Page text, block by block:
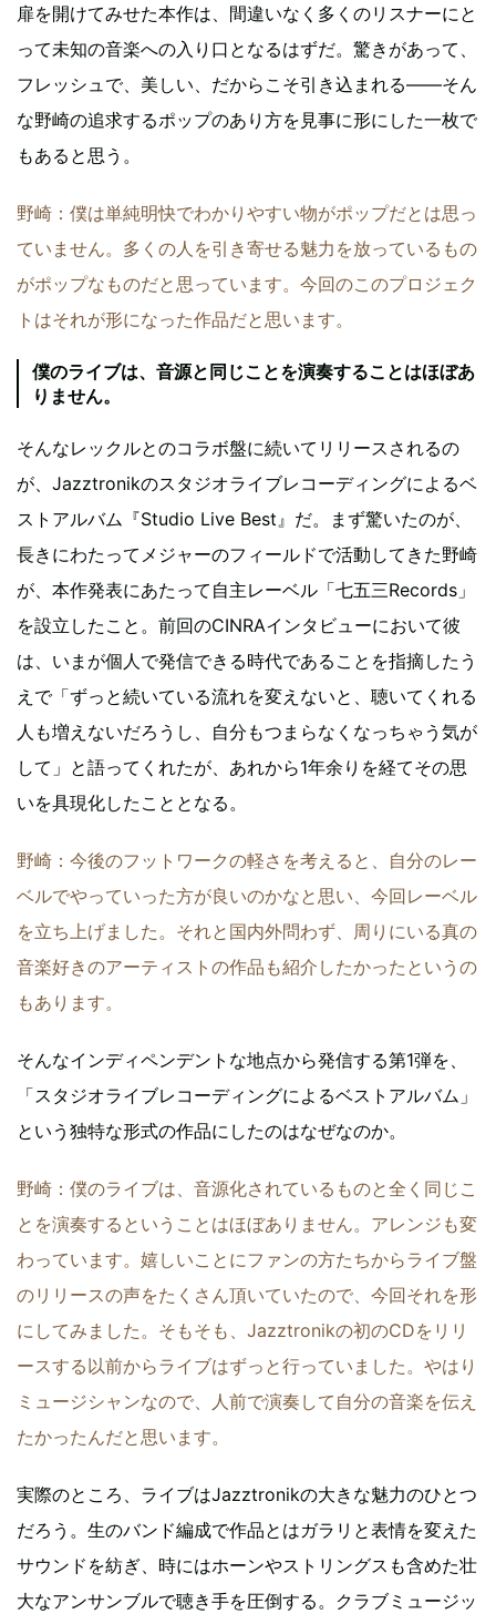
扉を開けてみせた本作は、間違いなく多くのリスナーにと
って未知の音楽への入り口となるはずだ。驚きがあって、
フレッシュで、美しい、だからこそ引き込まれる――そん
な野崎の追求するポップのあり方を見事に形にした一枚で
もあると思う。
野崎：僕は単純明快でわかりやすい物がポップだとは思っ
ていません。多くの人を引き寄せる魅力を放っているもの
がポップなものだと思っています。今回のこのプロジェク
トはそれが形になった作品だと思います。
僕のライブは、音源と同じことを演奏することはほぼあ
りません。
そんなレックルとのコラボ盤に続いてリリースされるの
が、Jazztronikのスタジオライブレコーディングによるベ
ストアルバム『Studio Live Best』だ。まず驚いたのが、
長きにわたってメジャーのフィールドで活動してきた野崎
が、本作発表にあたって自主レーベル「七五三Records」
を設立したこと。前回のCINRAインタビューにおいて彼
は、いまが個人で発信できる時代であることを指摘したう
えで「ずっと続いている流れを変えないと、聴いてくれる
人も増えないだろうし、自分もつまらなくなっちゃう気が
して」と語ってくれたが、あれから1年余りを経てその思
いを具現化したこととなる。
野崎：今後のフットワークの軽さを考えると、自分のレー
ベルでやっていった方が良いのかなと思い、今回レーベル
を立ち上げました。それと国内外問わず、周りにいる真の
音楽好きのアーティストの作品も紹介したかったというの
もあります。
そんなインディペンデントな地点から発信する第1弾を、
「スタジオライブレコーディングによるベストアルバム」
という独特な形式の作品にしたのはなぜなのか。
野崎：僕のライブは、音源化されているものと全く同じこ
とを演奏するということはほぼありません。アレンジも変
わっています。嬉しいことにファンの方たちからライブ盤
のリリースの声をたくさん頂いていたので、今回それを形
にしてみました。そもそも、Jazztronikの初のCDをリリ
ースする以前からライブはずっと行っていました。やはり
ミュージシャンなので、人前で演奏して自分の音楽を伝え
たかったんだと思います。
実際のところ、ライブはJazztronikの大きな魅力のひとつ
だろう。生のバンド編成で作品とはガラリと表情を変えた
サウンドを紡ぎ、時にはホーンやストリングスも含めた壮
大なアンサンブルで聴き手を圧倒する。クラブミュージッ